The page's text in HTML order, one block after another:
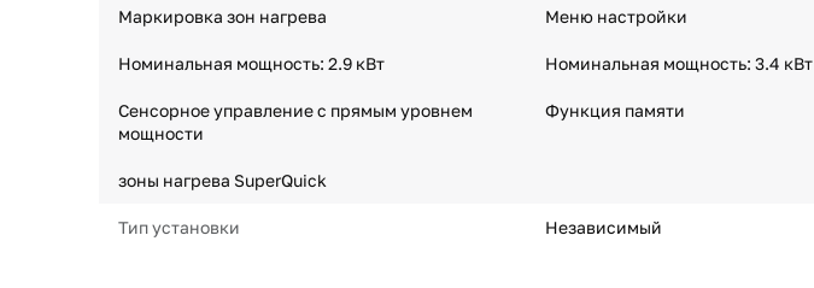
Маркировка зон нагрева Меню настройки
Номинальная мощность: 2.9 кВт Номинальная мощность: 3.4 кВт
Сенсорное управление с прямым уровнем
мощности
Функция памяти
зоны нагрева SuperQuick
Тип установки Независимый